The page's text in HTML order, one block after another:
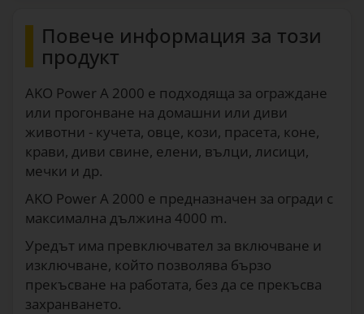
Повече информация за този
продукт
AKO Power A 2000 е подходяща за ограждане
или прогонване на домашни или диви
животни - кучета, овце, кози, прасета, коне,
крави, диви свине, елени, вълци, лисици,
мечки и др.
AKO Power A 2000 е предназначен за огради с
максимална дължина 4000 m.
Уредът има превключвател за включване и
изключване, който позволява бързо
прекъсване на работата, без да се прекъсва
захранването.